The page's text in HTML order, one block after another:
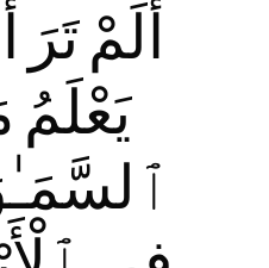
أَلَمْ تَرَ